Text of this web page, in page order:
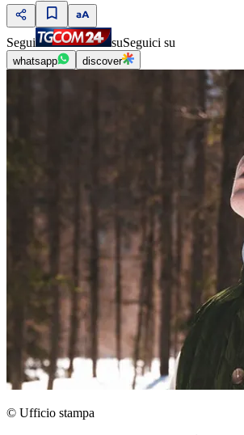
Segui suSeguici su
whatsapp discover
© Ufficio stampa